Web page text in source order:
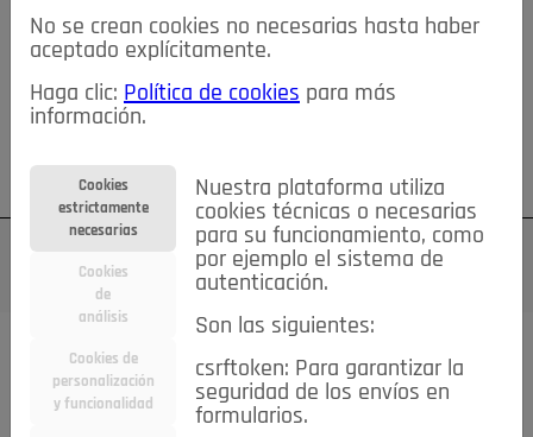
NOTICIAS SERVICIOS DE INTERÉS
TABLÓN DE ANUNCIOS MIS ANUNCIOS CONTACTO
NOSOTROS
Su cuenta Regístrese ¿Olvidó su contraseña?
TODAS Deporte Bicicletas Deportes y Ocio
Electrodomésticos
No se crean cookies no necesarias hasta haber
aceptado explícitamente.
Haga clic: Política de cookies para más
información.
Cookies
estrictamente
necesarias
Cookies
de
análisis
Cookies de
personalización
y funcionalidad
Nuestra plataforma utiliza
cookies técnicas o necesarias
para su funcionamiento, como
por ejemplo el sistema de
autenticación.
Son las siguientes:
csrftoken: Para garantizar la
seguridad de los envíos en
formularios.